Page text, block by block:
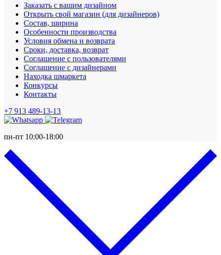
Заказать с вашим дизайном
Открыть свой магазин (для дизайнеров)
Cостав, ширина
Особенности производства
Условия обмена и возврата
Сроки, доставка, возврат
Соглашение с пользователями
Соглашение с дизайнерами
Находка шмаркета
Конкурсы
Контакты
+7 913 489-13-13
пн-пт 10:00-18:00